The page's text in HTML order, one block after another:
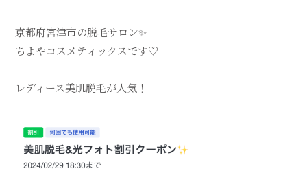
京都府宮津市の脱毛サロン✨
ちよやコスメティックスです♡
レディース美肌脱毛が人気！